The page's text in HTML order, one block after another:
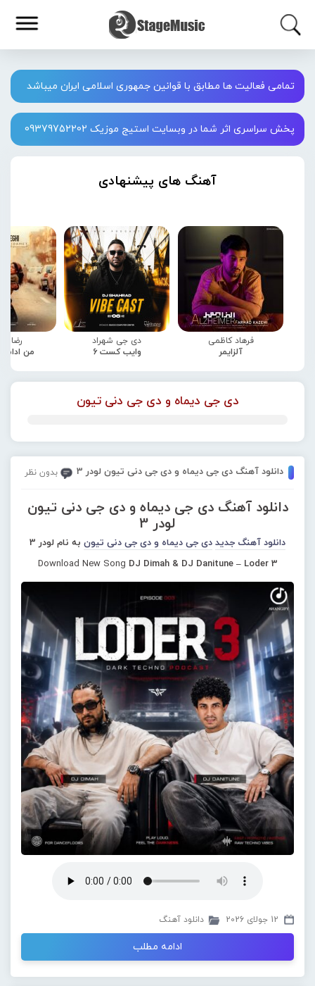
تمامی فعالیت ها مطابق با قوانین جمهوری اسلامی ایران میباشد
پخش سراسری اثر شما در وبسایت استیج موزیک 09379752202
آهنگ های پیشنهادی
فرهاد کاظمی
آلزایمر
دی جی شهراد
وایب کست 6
رضا
من
دی جی دیماه و دی جی دنی تیون
دانلود آهنگ دی جی دیماه و دی جی دنی تیون لودر 3 بدون نظر
دانلود آهنگ دی جی دیماه و دی جی دنی تیون
لودر 3
دانلود آهنگ جدید دی جی دیماه و دی جی دنی تیون به نام لودر 3
Download New Song DJ Dimah & DJ Danitune – Loder 3
12 جولای 2026 دانلود آهنگ
ادامه مطلب